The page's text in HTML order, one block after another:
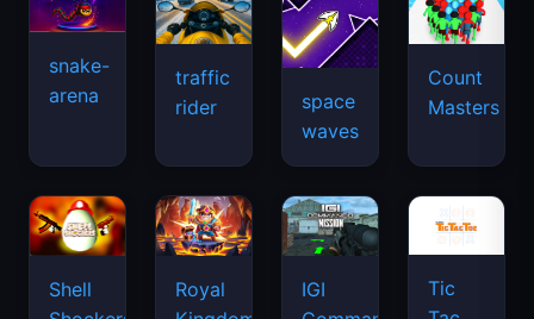
snake-
arena
traffic
rider
space
waves
Count
Masters
Shell
Royal
IGI
Tic